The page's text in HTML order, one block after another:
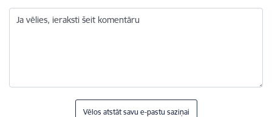
Ja vēlies, ieraksti šeit komentāru
Vēlos atstāt savu e-pastu saziņai